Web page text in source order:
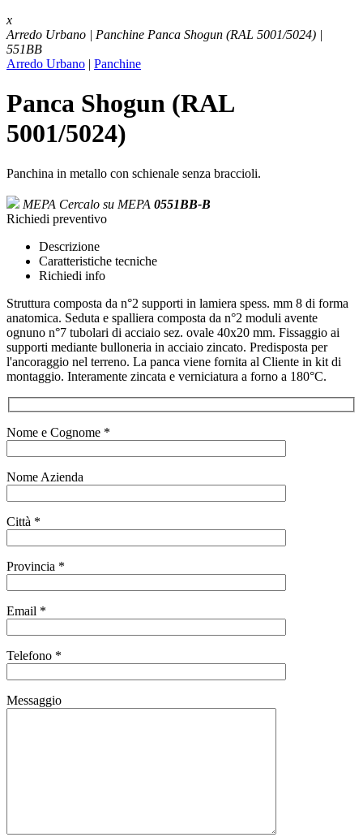
x
Arredo Urbano | Panchine Panca Shogun (RAL 5001/5024) |
551BB
Arredo Urbano | Panchine
Panca Shogun (RAL
5001/5024)
Panchina in metallo con schienale senza braccioli.
MEPA Cercalo su MEPA 0551BB-B
Richiedi preventivo
Descrizione
Caratteristiche tecniche
Richiedi info
Struttura composta da n°2 supporti in lamiera spess. mm 8 di forma
anatomica. Seduta e spalliera composta da n°2 moduli avente
ognuno n°7 tubolari di acciaio sez. ovale 40x20 mm. Fissaggio ai
supporti mediante bulloneria in acciaio zincato. Predisposta per
l'ancoraggio nel terreno. La panca viene fornita al Cliente in kit di
montaggio. Interamente zincata e verniciatura a forno a 180°C.
Nome e Cognome *
Nome Azienda
Città *
Provincia *
Email *
Telefono *
Messaggio